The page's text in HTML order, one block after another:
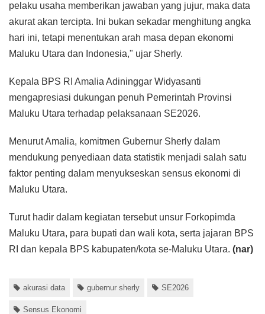
pelaku usaha memberikan jawaban yang jujur, maka data
akurat akan tercipta. Ini bukan sekadar menghitung angka
hari ini, tetapi menentukan arah masa depan ekonomi
Maluku Utara dan Indonesia," ujar Sherly.
Kepala BPS RI Amalia Adininggar Widyasanti
mengapresiasi dukungan penuh Pemerintah Provinsi
Maluku Utara terhadap pelaksanaan SE2026.
Menurut Amalia, komitmen Gubernur Sherly dalam
mendukung penyediaan data statistik menjadi salah satu
faktor penting dalam menyukseskan sensus ekonomi di
Maluku Utara.
Turut hadir dalam kegiatan tersebut unsur Forkopimda
Maluku Utara, para bupati dan wali kota, serta jajaran BPS
RI dan kepala BPS kabupaten/kota se-Maluku Utara. (nar)
akurasi data gubernur sherly SE2026
Sensus Ekonomi